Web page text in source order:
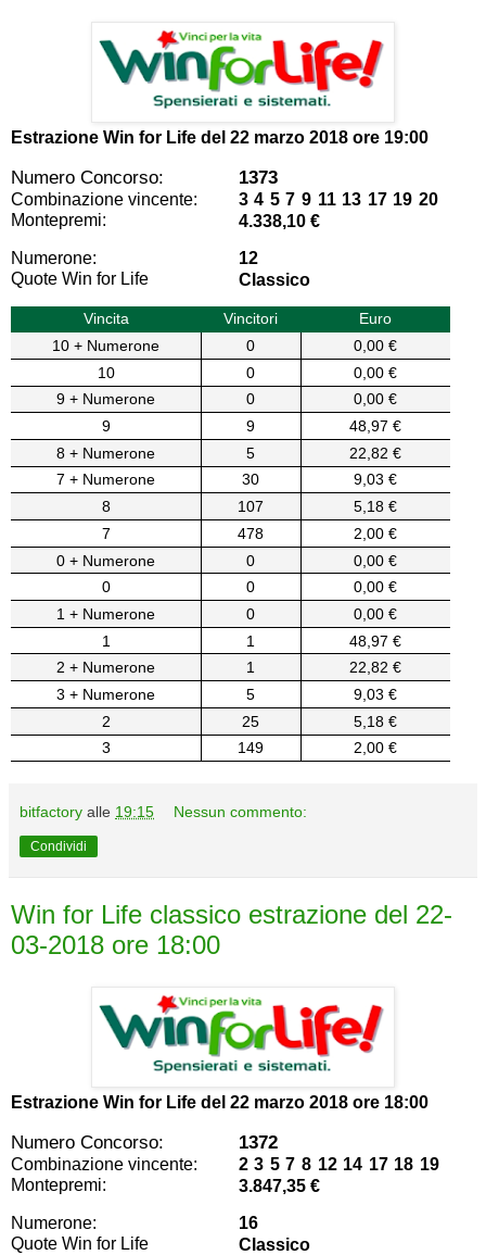
Estrazione Win for Life del 22 marzo 2018 ore 19:00
Numero Concorso: 1373
Combinazione vincente:
3 4 5 7 9 11 13 17 19 20
Montepremi:
4.338,10 €
Numerone:
12
Quote Win for Life
Classico
Vincita Vincitori
Euro
10 + Numerone
0
0,00 €
10
0
0,00 €
9 + Numerone
0
0,00 €
9
9
48,97 €
8 + Numerone
5
22,82 €
7 + Numerone
30
9,03 €
8
107
5,18 €
7
478
2,00 €
0 + Numerone
0
0,00 €
0
0
0,00 €
1 + Numerone
0
0,00 €
1
1
48,97 €
2 + Numerone
1
22,82 €
3 + Numerone
5
9,03 €
2
25
5,18 €
3
149 2,00 €
bitfactory alle 19:15 Nessun commento:
Condividi
Win for Life classico estrazione del 22-
03-2018 ore 18:00
Estrazione Win for Life del 22 marzo 2018 ore 18:00
Numero Concorso: 1372
Combinazione vincente:
2 3 5 7 8 12 14 17 18 19
Montepremi:
3.847,35 €
Numerone:
16
Quote Win for Life
Classico